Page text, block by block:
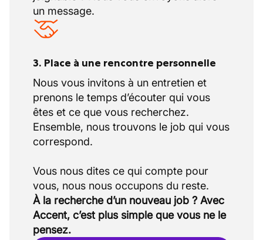
un message.
3. Place à une rencontre personnelle
Nous vous invitons à un entretien et
prenons le temps d’écouter qui vous
êtes et ce que vous recherchez.
Ensemble, nous trouvons le job qui vous
correspond.
Vous nous dites ce qui compte pour
À la recherche d’un nouveau job ? Avec
Accent, c’est plus simple que vous ne le
pensez.